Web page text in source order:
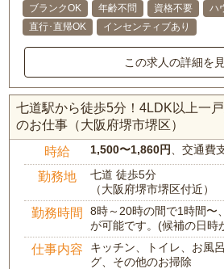
ブランクOK 年齢不問 資格不要
ハ
直行･直帰OK
インセンティブあり
この求人の詳細を
七道駅から徒歩5分！4LDK以上一
のお仕事（大阪府堺市堺区）
時給 1,500〜1,860円 、交通費
勤務地
七道 徒歩5分
（大阪府堺市堺区付近）
勤務時間
8時～20時の間で1時間〜
が可能です。(候補の日時
仕事内容
キッチン、トイレ、お風
グ、その他のお掃除